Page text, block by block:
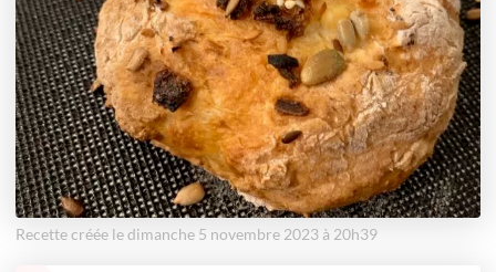
Recette créée le dimanche 5 novembre 2023 à 20h39